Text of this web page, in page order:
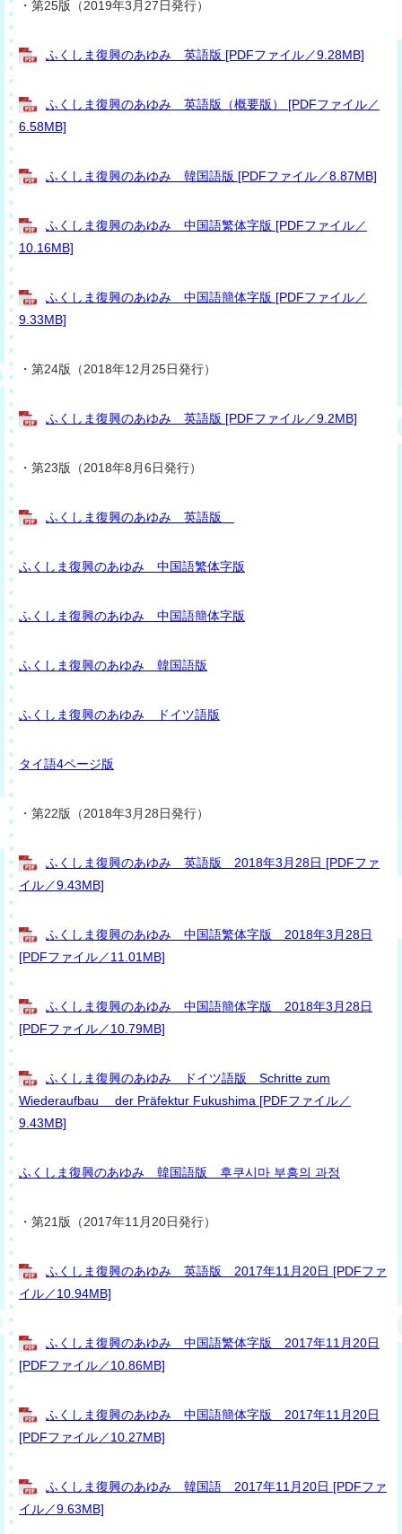
・第25版（2019年3月27日発行）
ふくしま復興のあゆみ 英語版 [PDFファイル／9.28MB]
ふくしま復興のあゆみ 英語版（概要版） [PDFファイル／
6.58MB]
ふくしま復興のあゆみ 韓国語版 [PDFファイル／8.87MB]
ふくしま復興のあゆみ 中国語繁体字版 [PDFファイル／
10.16MB]
ふくしま復興のあゆみ 中国語簡体字版 [PDFファイル／
9.33MB]
・第24版（2018年12月25日発行）
ふくしま復興のあゆみ 英語版 [PDFファイル／9.2MB]
・第23版（2018年8月6日発行）
ふくしま復興のあゆみ 英語版
ふくしま復興のあゆみ 中国語繁体字版
ふくしま復興のあゆみ 中国語簡体字版
ふくしま復興のあゆみ 韓国語版
ふくしま復興のあゆみ ドイツ語版
タイ語4ページ版
・第22版（2018年3月28日発行）
ふくしま復興のあゆみ 英語版 2018年3月28日 [PDFファ
イル／9.43MB]
ふくしま復興のあゆみ 中国語繁体字版 2018年3月28日
[PDFファイル／11.01MB]
ふくしま復興のあゆみ 中国語簡体字版 2018年3月28日
[PDFファイル／10.79MB]
ふくしま復興のあゆみ ドイツ語版 Schritte zum
Wiederaufbau der Präfektur Fukushima [PDFファイル／
9.43MB]
ふくしま復興のあゆみ 韓国語版 후쿠시마 부흥의 과정
・第21版（2017年11月20日発行）
ふくしま復興のあゆみ 英語版 2017年11月20日 [PDFファ
イル／10.94MB]
ふくしま復興のあゆみ 中国語繁体字版 2017年11月20日
[PDFファイル／10.86MB]
ふくしま復興のあゆみ 中国語簡体字版 2017年11月20日
[PDFファイル／10.27MB]
ふくしま復興のあゆみ 韓国語 2017年11月20日 [PDFファ
イル／9.63MB]